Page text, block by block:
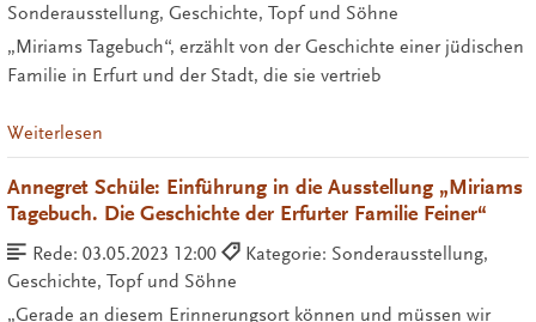
Sonderausstellung, Geschichte, Topf und Söhne
„Miriams Tagebuch“, erzählt von der Geschichte einer jüdischen
Familie in Erfurt und der Stadt, die sie vertrieb
Weiterlesen
Annegret Schüle: Einführung in die Ausstellung „Miriams
Tagebuch. Die Geschichte der Erfurter Familie Feiner“
Rede: 03.05.2023 12:00
Kategorie: Sonderausstellung,
Geschichte, Topf und Söhne
„Gerade an diesem Erinnerungsort können und müssen wir